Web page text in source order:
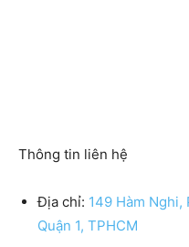
Thông tin liên hệ
Địa chỉ: 149 Hàm
Quận 1, TPHCM